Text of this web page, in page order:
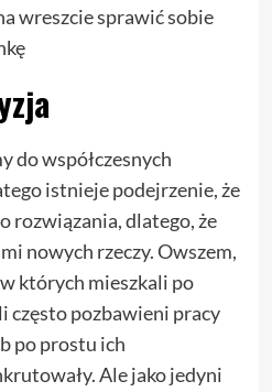
wreszcie sprawić sobie
do współczesnych
istnieje podejrzenie, że
rozwiązania, dlatego, że
nowych rzeczy. Owszem,
których mieszkali po
często pozbawieni pracy
po prostu ich
Ale jako jedyni